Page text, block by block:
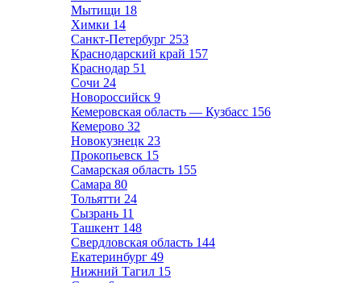
Мытищи 18
Химки 14
Санкт-Петербург 253
Краснодарский край 157
Краснодар 51
Сочи 24
Новороссийск 9
Кемеровская область — Кузбасс 156
Кемерово 32
Новокузнецк 23
Прокопьевск 15
Самарская область 155
Самара 80
Тольятти 24
Сызрань 11
Ташкент 148
Свердловская область 144
Екатеринбург 49
Нижний Тагил 15